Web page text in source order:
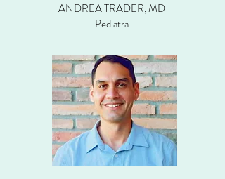
ANDREA TRADER, MD
Pediatra